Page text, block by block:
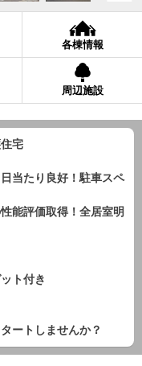
各棟情報
周辺施設
宅
当たり良好！駐車スペ
能評価取得！全居室明
ト付き
ートしませんか？